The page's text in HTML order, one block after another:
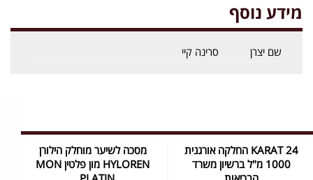
מידע נוסף
שם יצרן סרינה קיי
24 KARAT החלקה אורגנית
1000 מ"ל ברשיון משרד
מסכה לשיער מוחלק הילורן
HYLOREN מון פלטין MON